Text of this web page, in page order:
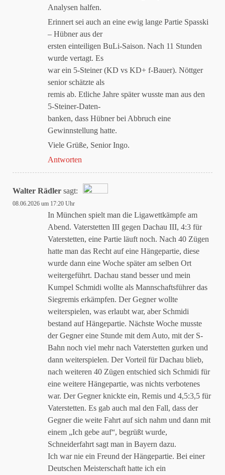
Analysen halfen.
Erinnert sei auch an eine ewig lange Partie Spasski
– Hübner aus der
ersten einteiligen BuLi-Saison. Nach 11 Stunden
wurde vertagt. Es
war ein 5-Steiner (KD vs KD+ f-Bauer). Nöttger
senior schätzte als
remis ab. Etliche Jahre später wusste man aus den
5-Steiner-Daten-
banken, dass Hübner bei Abbruch eine
Gewinnstellung hatte.
Viele Grüße, Senior Ingo.
Antworten
Walter Rädler sagt:
Das „Echte-Person“-Abzeichen!
Anti-Spam von CleanTalk
08.06.2026 um 17:20 Uhr
In München spielt man die Ligawettkämpfe am
Abend. Vaterstetten III gegen Dachau III, 4:3 für
Vaterstetten, eine Partie läuft noch. Nach 40 Zügen
hatte man das Recht auf eine Hängepartie, diese
wurde dann eine Woche später am selben Ort
weitergeführt. Dachau stand besser und mein
Kumpel Schmidi wollte als Mannschaftsführer das
Siegremis erkämpfen. Der Gegner wollte
weiterspielen, was erlaubt war, aber Schmidi
bestand auf Hängepartie. Nächste Woche musste
der Gegner eine Stunde mit dem Auto, mit der S-
Bahn noch viel mehr nach Vaterstetten gurken und
dann weiterspielen. Der Vorteil für Dachau blieb,
nach weiteren 40 Zügen entschied sich Schmidi für
eine weitere Hängepartie, was nichts verbotenes
war. Der Gegner knickte ein, Remis und 4,5:3,5 für
Vaterstetten. Es gab auch mal den Fall, dass der
Gegner die weite Fahrt auf sich nahm und dann mit
einem „Ich gebe auf“, begrüßt wurde,
Schneiderfahrt sagt man in Bayern dazu.
Ich war nie ein Freund der Hängepartie. Bei einer
Deutschen Meisterschaft hatte ich ein